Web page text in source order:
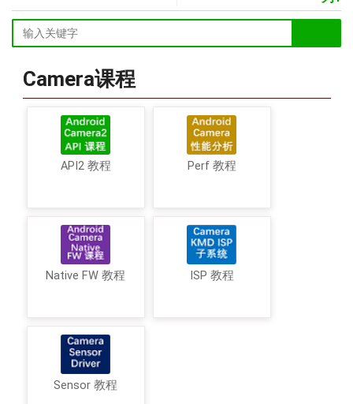
Camera课程
API2 教程 Perf 教程
Native FW 教程 ISP 教程
Sensor 教程